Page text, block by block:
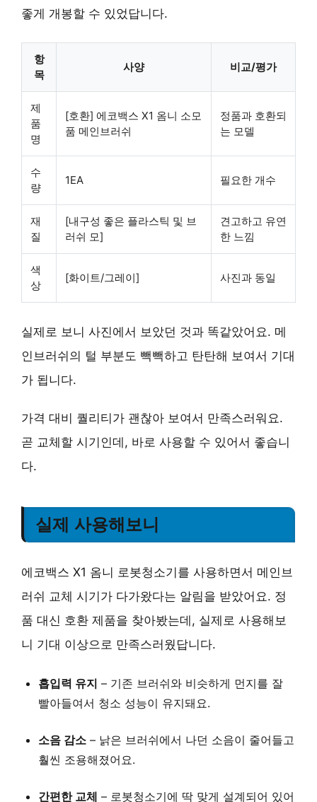
좋게 개봉할 수 있었답니다.
항
목
사양 비교/평가
제
품
명
[호환] 에코백스 X1 옴니 소모
품 메인브러쉬
정품과 호환되
는 모델
수
량
1EA 필요한 개수
재
질
[내구성 좋은 플라스틱 및 브
러쉬 모]
견고하고 유연
한 느낌
색
상
[화이트/그레이] 사진과 동일
실제로 보니 사진에서 보았던 것과 똑같았어요. 메
인브러쉬의 털 부분도 빽빽하고 탄탄해 보여서 기대
가 됩니다.
가격 대비 퀄리티가 괜찮아 보여서 만족스러워요.
곧 교체할 시기인데, 바로 사용할 수 있어서 좋습니
다.
실제 사용해보니
에코백스 X1 옴니 로봇청소기를 사용하면서 메인브
러쉬 교체 시기가 다가왔다는 알림을 받았어요. 정
품 대신 호환 제품을 찾아봤는데, 실제로 사용해보
니 기대 이상으로 만족스러웠답니다.
흡입력 유지 – 기존 브러쉬와 비슷하게 먼지를 잘
빨아들여서 청소 성능이 유지돼요.
소음 감소 – 낡은 브러쉬에서 나던 소음이 줄어들고
훨씬 조용해졌어요.
간편한 교체 – 로봇청소기에 딱 맞게 설계되어 있어